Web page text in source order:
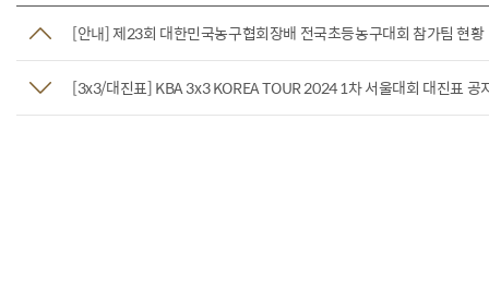
[안내] 제23회 대한민국농구협회장배 전국초등농구대회 참가팀 현황
[3x3/대진표] KBA 3x3 KOREA TOUR 2024 1차 서울대회 대진표 공